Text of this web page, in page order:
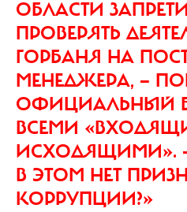
ОБЛАСТИ
ПРОВЕРЯТЬ
ГОРБАНЯ НА
МЕНЕДЖЕРА, —
ОФИЦИАЛЬНЫЙ
ВСЕМИ
ИСХОДЯЩИМИ». —
В ЭТОМ НЕТ
КОРРУПЦИИ?»